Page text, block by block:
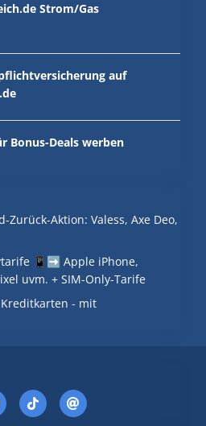
Strom/Gas
auf
Bonus-Deals werben
Zurück-Aktion: Valess, Axe Deo,
📱➡️ Apple iPhone,
uvm. + SIM-Only-Tarife
- mit